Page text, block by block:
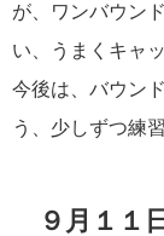
が、ワンバウン
い、うまくキャ
今後は、バウン
う、少しずつ練
９月１１